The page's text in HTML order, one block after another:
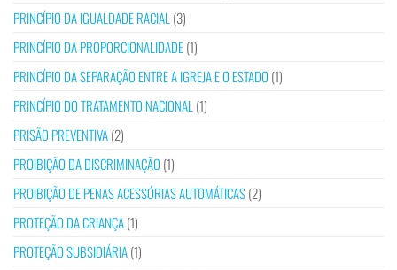
PRINCÍPIO DA IGUALDADE RACIAL (3)
PRINCÍPIO DA PROPORCIONALIDADE(1)
PRINCÍPIO DA SEPARAÇÃO ENTRE A IGREJA E O ESTADO (1)
PRINCÍPIO DO TRATAMENTO NACIONAL (1)
PRISÃO PREVENTIVA(2)
PROIBIÇÃO DA DISCRIMINAÇÃO (1)
PROIBIÇÃO DE PENAS ACESSÓRIAS AUTOMÁTICAS(2)
PROTEÇÃO DA CRIANÇA(1)
PROTEÇÃO SUBSIDIÁRIA(1)